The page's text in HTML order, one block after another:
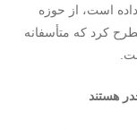
داده است، از حوزه
کرد که متأسفانه
.